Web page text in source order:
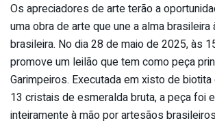
Os apreciadores de arte terão a
uma obra de arte que une a alma
brasileira. No dia 28 de maio de 2025, às
promove um leilão que tem como peça
Garimpeiros. Executada em xisto de
13 cristais de esmeralda bruta, a peça foi
inteiramente à mão por artesãos